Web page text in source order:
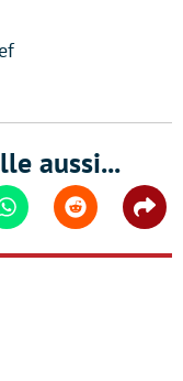
aussi...
WhatsappReddit